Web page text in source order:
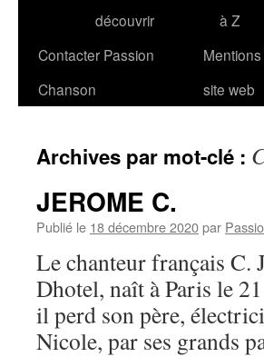
découvrir
à Z
Contacter Passion
Chanson
site web
Archives par mot-clé :
JEROME C.
Publié le 18 décembre 2020par
Le chanteur français C.
Dhotel, naît à Paris le
il perd son père,
Nicole, par ses grands